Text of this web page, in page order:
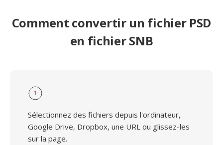
Comment convertir un fichier PSD
en fichier SNB
1
Sélectionnez des fichiers depuis l'ordinateur,
Google Drive, Dropbox, une URL ou glissez-les
sur la page.